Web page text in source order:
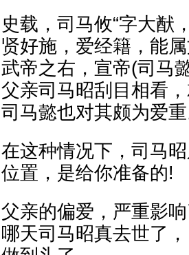
史载，司马攸“字大猷
贤好施，爱经籍，能
武帝之右，宣帝(司马
父亲司马昭刮目相看
司马懿也对其颇为爱重
在这种情况下，司马
位置，是给你准备的!
父亲的偏爱，严重影
哪天司马昭真去世了